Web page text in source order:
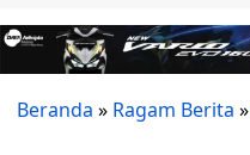
Beranda » Ragam Berita »